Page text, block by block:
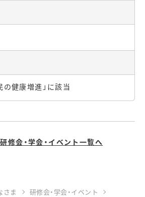
の健康増進」に該当
修会・学会・イベント一覧へ
さま
研修会・学会・イベント